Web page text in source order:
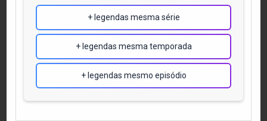
+ legendas mesma série
+ legendas mesma temporada
+ legendas mesmo episódio